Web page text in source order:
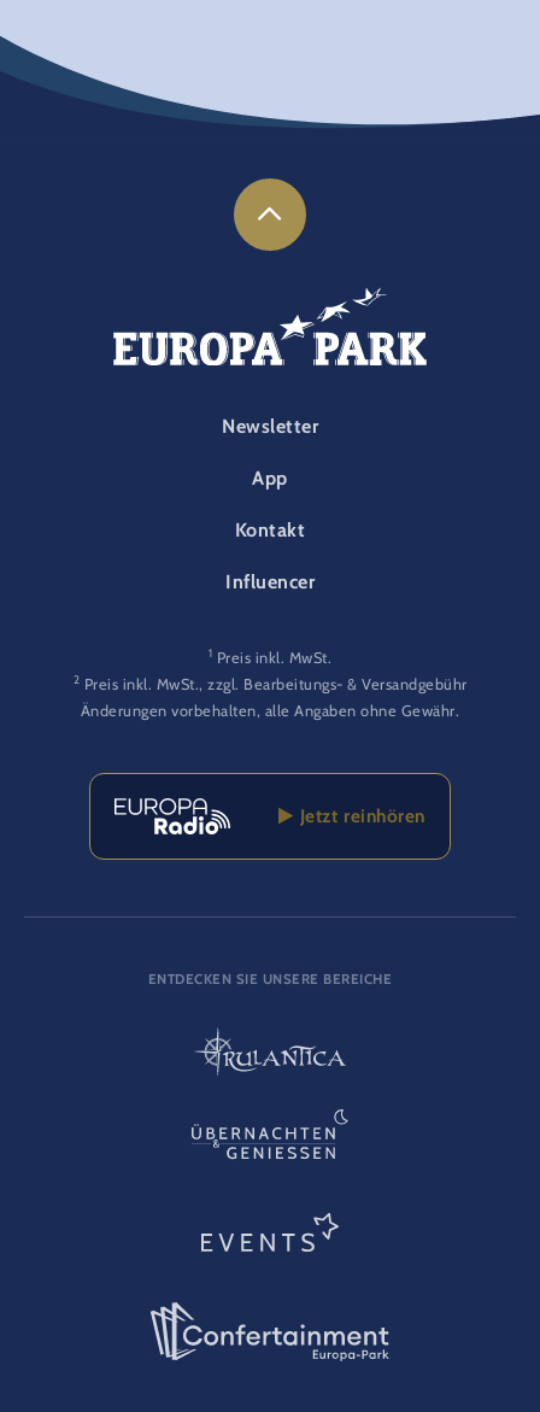
FOOTER-PARK
Newsletter
App
Kontakt
Influencer
1 Preis inkl. MwSt.
2 Preis inkl. MwSt., zzgl. Bearbeitungs- & Versandgebühr
Änderungen vorbehalten, alle Angaben ohne Gewähr.
Jetzt reinhören
ENTDECKEN SIE UNSERE BEREICHE